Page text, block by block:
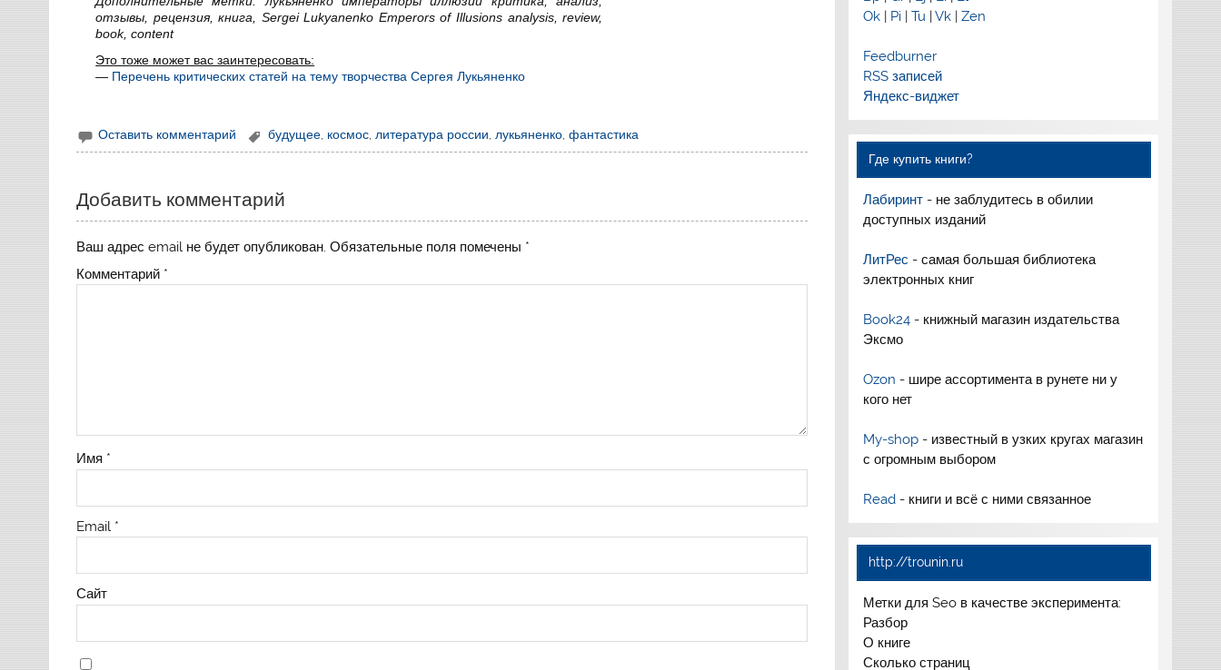
отзывы, рецензия, книга, Sergei Lukyanenko Emperors of Illusions analysis, review,
book, content
Это тоже может вас заинтересовать:
— Перечень критических статей на тему творчества Сергея Лукьяненко
Оставить комментарий будущее, космос, литература россии лукьяненко, фантастика
Добавить комментарий
Ваш адрес email не будет опубликован. Обязательные поля помечены *
Комментарий *
Имя *
Email *
Сайт
Ok| Pi| Tu | Vk| Zen
Feedburner
RSS записей
Яндекс-виджет
Где купить книги?
Лабиринт- не заблудитесь в обилии
доступных изданий
ЛитРес - самая большая библиотека
электронных книг
Book24- книжный магазин издательства
Эксмо
Ozon - шире ассортимента в рунете ни у
кого нет
My-shop- известный в узких кругах магазин
с огромным выбором
Read- книги и всё с ними связанное
http://trounin.ru
Метки для Seo в качестве эксперимента:
Разбор
О книге
Сколько страниц